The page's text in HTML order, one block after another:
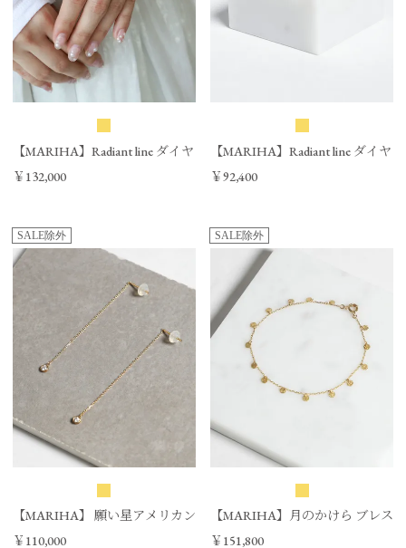
【MARIHA】Radiant line ダイヤリング/0324110126
￥132,000
【MARIHA】Radiant line ダイヤ
￥92,400
SALE除外
【MARIHA】 願い星アメリカンピアス/0324110123
￥110,000
SALE除外
【MARIHA】月のかけら ブレス
￥151,800